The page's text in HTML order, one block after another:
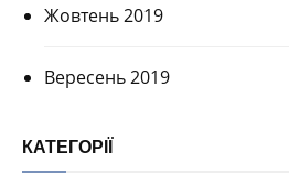
Жовтень 2019
Вересень 2019
КАТЕГОРІЇ